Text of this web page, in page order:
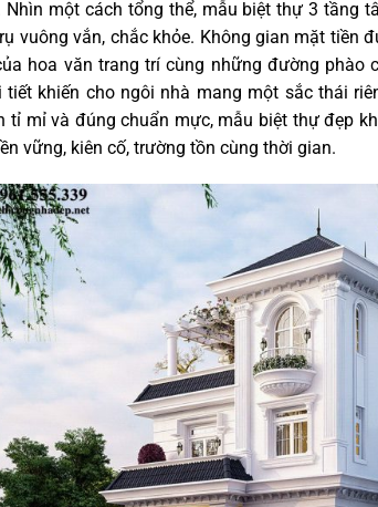
Nhìn một cách tổng thể, mẫu biệt thự 3 tầng
vuông vắn, chắc khỏe. Không gian mặt tiền
hoa văn trang trí cùng những đường phào
khiến cho ngôi nhà mang một sắc thái
tỉ mỉ và đúng chuẩn mực, mẫu biệt thự đẹp
vững, kiên cố, trường tồn cùng thời gian.